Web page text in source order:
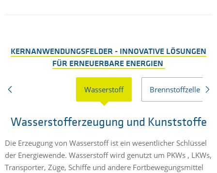
KERNANWENDUNGSFELDER - INNOVATIVE LÖSUNGEN
FÜR ERNEUERBARE ENERGIEN
Wasserstoff Brennstoffzelle
Wasserstofferzeugung und Kunststoffe
Die Erzeugung von Wasserstoff ist ein wesentlicher Schlüssel
der Energiewende. Wasserstoff wird genutzt um PKWs , LKWs,
Transporter, Züge, Schiffe und andere Fortbewegungsmittel